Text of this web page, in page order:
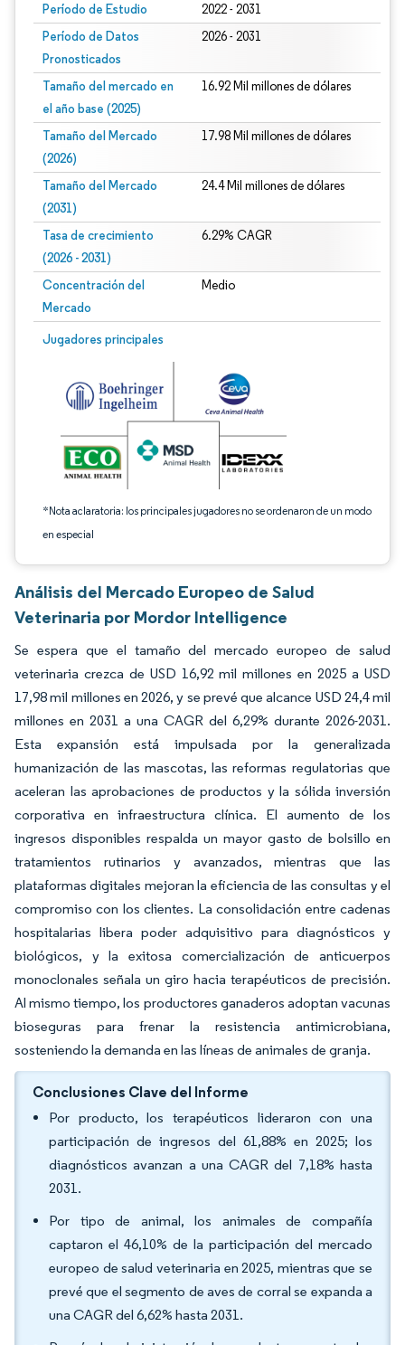
Período de Estudio 2022 - 2031
Período de Datos
Pronosticados
2026 - 2031
Tamaño del mercado en
el año base (2025)
16.92 Mil millones de dólares
Tamaño del Mercado
(2026)
17.98 Mil millones de dólares
Tamaño del Mercado
(2031)
24.4 Mil millones de dólares
Tasa de crecimiento
(2026 - 2031)
6.29% CAGR
Concentración del
Mercado
Medio
Jugadores principales
*Nota aclaratoria: los principales jugadores no se ordenaron de un modo
en especial
Imagen © Mordor Intelligence. El uso requiere atribución según CC BY 4.0.
Análisis del Mercado Europeo de Salud
Veterinaria por Mordor Intelligence
Se espera que el tamaño del mercado europeo de salud
veterinaria crezca de USD 16,92 mil millones en 2025 a USD
17,98 mil millones en 2026, y se prevé que alcance USD 24,4 mil
millones en 2031 a una CAGR del 6,29% durante 2026-2031.
Esta expansión está impulsada por la generalizada
humanización de las mascotas, las reformas regulatorias que
aceleran las aprobaciones de productos y la sólida inversión
corporativa en infraestructura clínica. El aumento de los
ingresos disponibles respalda un mayor gasto de bolsillo en
tratamientos rutinarios y avanzados, mientras que las
plataformas digitales mejoran la eficiencia de las consultas y el
compromiso con los clientes. La consolidación entre cadenas
hospitalarias libera poder adquisitivo para diagnósticos y
biológicos, y la exitosa comercialización de anticuerpos
monoclonales señala un giro hacia terapéuticos de precisión.
Al mismo tiempo, los productores ganaderos adoptan vacunas
bioseguras para frenar la resistencia antimicrobiana,
sosteniendo la demanda en las líneas de animales de granja.
Conclusiones Clave del Informe
Por producto, los terapéuticos lideraron con una
participación de ingresos del 61,88% en 2025; los
diagnósticos avanzan a una CAGR del 7,18% hasta
2031.
Por tipo de animal, los animales de compañía
captaron el 46,10% de la participación del mercado
europeo de salud veterinaria en 2025, mientras que se
prevé que el segmento de aves de corral se expanda a
una CAGR del 6,62% hasta 2031.